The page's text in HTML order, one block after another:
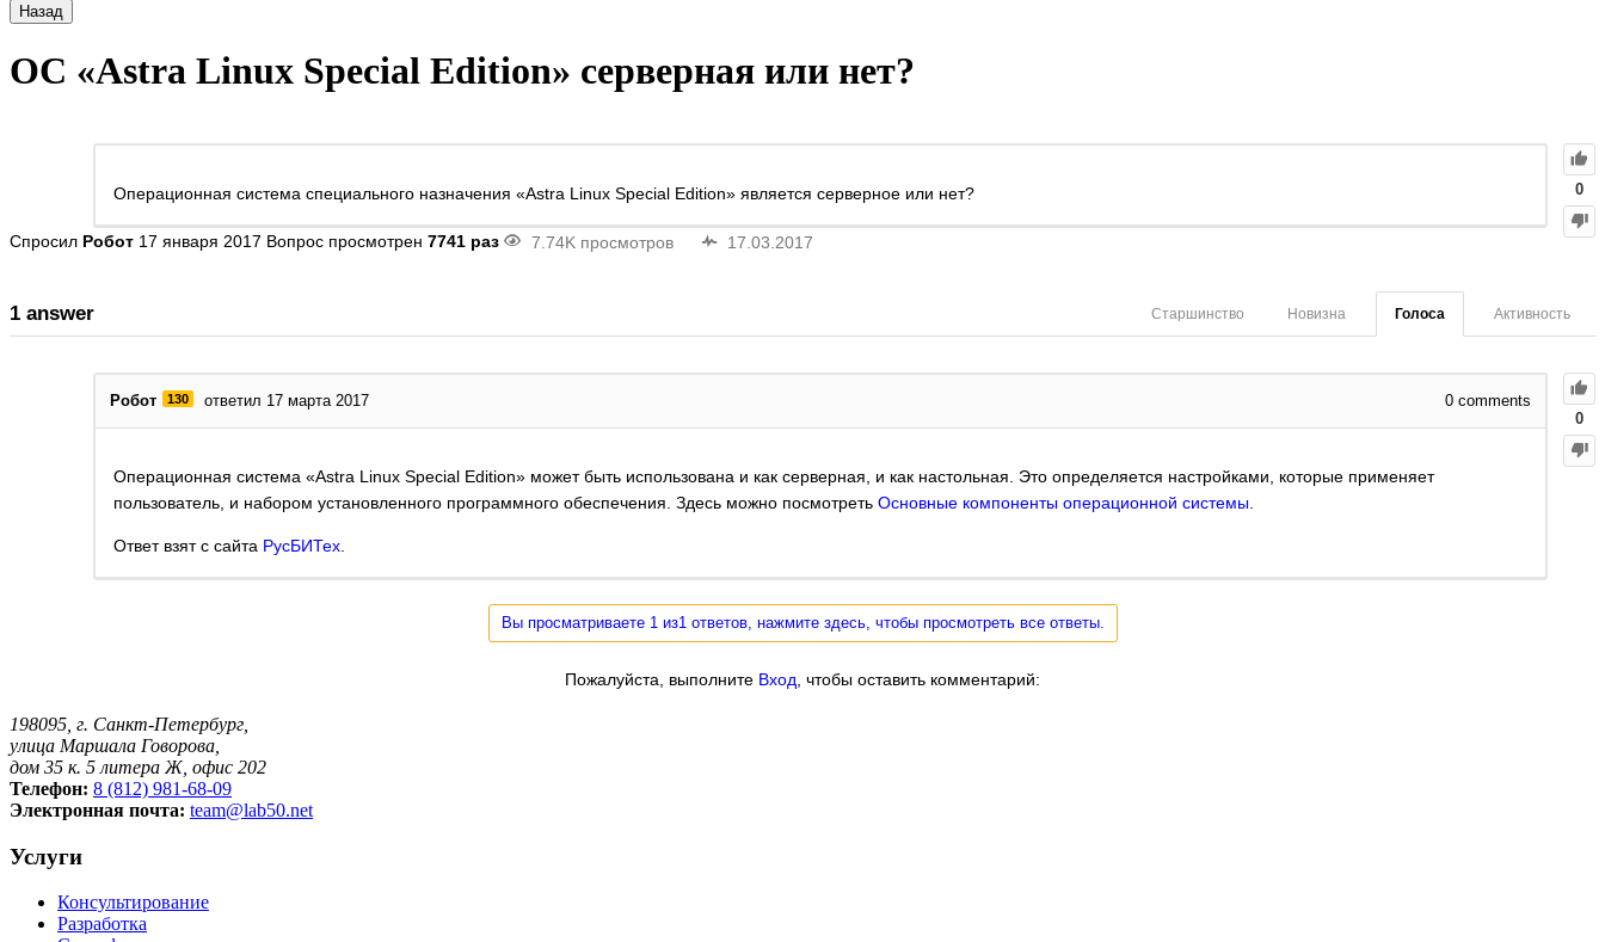
Назад
ОС «Astra Linux Special Edition» серверная или нет?
0
Операционная система специального назначения «Astra Linux Special Edition» является серверное или нет?
Спросил Робот 17 января 2017 Вопрос просмотрен 7741 раз 7.74K просмотров 17.03.2017
1 answer Активность
Голоса
Новизна
Старшинство
0
Робот 130 ответил 17 марта 2017 0 comments
Операционная система «Astra Linux Special Edition» может быть использована и как серверная, и как настольная. Это определяется настройками, которые применяет
пользователь, и набором установленного программного обеспечения. Здесь можно посмотреть Основные компоненты операционной системы
Ответ взят с сайта РусБИТех
Вы просматриваете 1 из1 ответов, нажмите здесь, чтобы просмотреть все ответы.
Пожалуйста, выполните Вход , чтобы оставить комментарий:
198095, г. Санкт-Петербург,
улица Маршала Говорова,
дом 35 к. 5 литера Ж, офис 202
Телефон: 8 (812) 981-68-09
Электронная почта: team@lab50.net
Услуги
Консультирование
Разработка